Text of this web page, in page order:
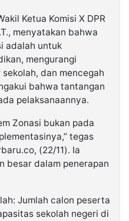
Ketua Komisi X DPR
menyatakan bahwa
adalah untuk
mengurangi
dan mencegah
bahwa tantangan
pelaksanaannya.
Zonasi bukan pada
tegas
(22/11). Ia
besar dalam penerapan
Jumlah calon peserta
sekolah negeri di